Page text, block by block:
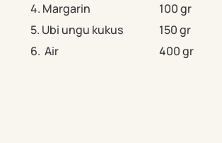
4. Margarin
100 gr
5. Ubi ungu kukus
150 gr
6. Air
400 gr